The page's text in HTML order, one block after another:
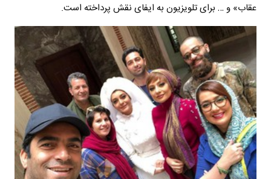
عقاب» و … برای تلویزیون به ایفای نقش پرداخته است.